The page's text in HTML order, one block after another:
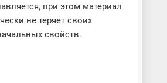
при этом материал
не теряет своих
свойств.